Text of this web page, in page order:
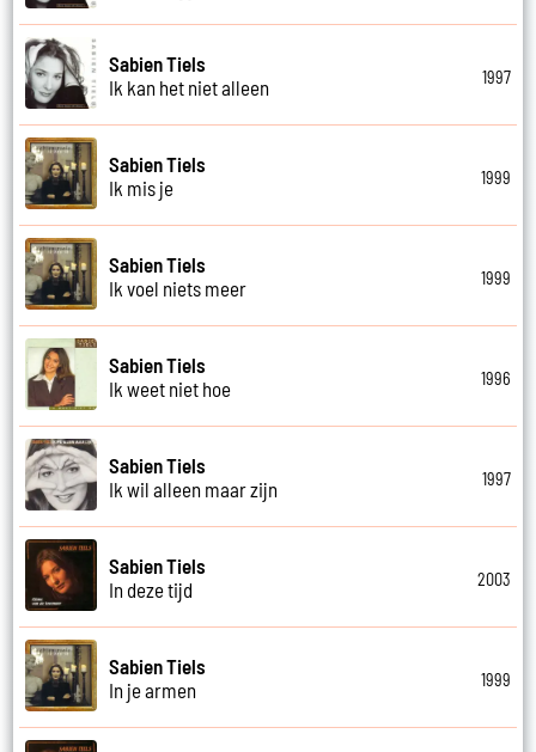
Sabien Tiels
Ik kan het niet alleen
1997
Sabien Tiels
Ik mis je
1999
Sabien Tiels
Ik voel niets meer
1999
Sabien Tiels
Ik weet niet hoe
1996
Sabien Tiels
Ik wil alleen maar zijn
1997
Sabien Tiels
In deze tijd
2003
Sabien Tiels
In je armen
1999